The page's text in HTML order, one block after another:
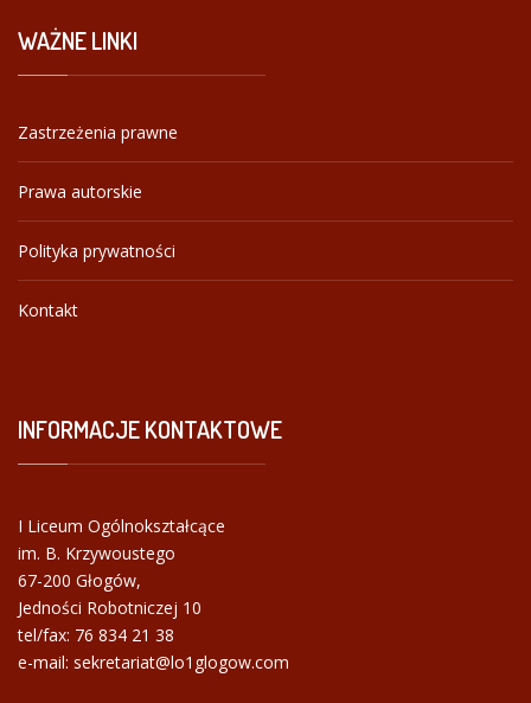
WAŻNELINKI
Zastrzeżenia prawne
Prawa autorskie
Polityka prywatności
Kontakt
INFORMACJEKONTAKTOWE
I Liceum Ogólnokształcące
im. B. Krzywoustego
67-200 Głogów,
Jedności Robotniczej 10
tel/fax: 76 834 21 38
e-mail: sekretariat@lo1glogow.com